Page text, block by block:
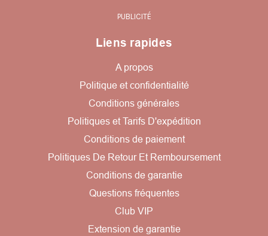
PUBLICITÉ
Liens rapides
A propos
Politique et confidentialité
Conditions générales
Politiques et Tarifs D'expédition
Conditions de paiement
Politiques De Retour Et Remboursement
Conditions de garantie
Questions fréquentes
Club VIP
Extension de garantie